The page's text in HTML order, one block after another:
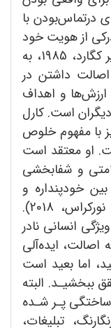
درتماس‌بودن با
از هویت خود
و مطابق آن زندگی کردن است (کی‌یر کگارد، 1985، به
و اعتمادی، 1393). اصالت داشتن در
ارزش‌ها و اهداف
است. کارل
با مفهوم خلوص
او معتقد است
و شفابخشی
خودپنداره و
تجارب محیطی است (پروچاسکا و نورکراس، 2018).
انسانی نادر
ایده‌آلی
اما بعید است
ببخشیـد. البته
پـر شـده
تبلیغات،